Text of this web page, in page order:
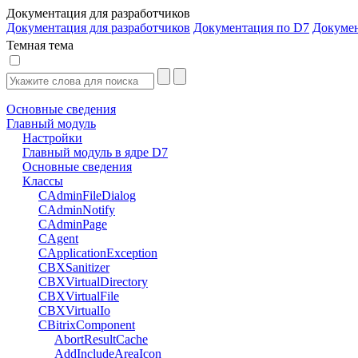
Документация для разработчиков
Документация для разработчиков Документация по D7
Темная тема
Основные сведения
Главный модуль
Настройки
Главный модуль в ядре D7
Основные сведения
Классы
CAdminFileDialog
CAdminNotify
CAdminPage
CAgent
CApplicationException
CBXSanitizer
CBXVirtualDirectory
CBXVirtualFile
CBXVirtualIo
CBitrixComponent
AbortResultCache
AddIncludeAreaIcon